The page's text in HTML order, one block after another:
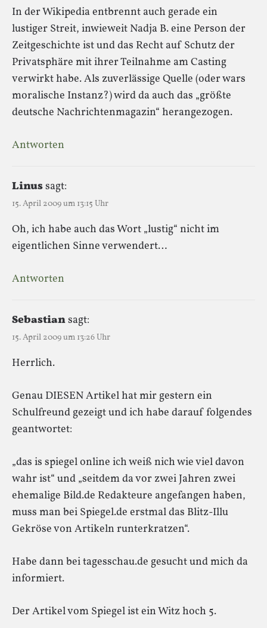
In der Wikipedia entbrennt auch gerade ein
lustiger Streit, inwieweit Nadja B. eine Person der
Zeitgeschichte ist und das Recht auf Schutz der
Privatsphäre mit ihrer Teilnahme am Casting
verwirkt habe. Als zuverlässige Quelle (oder wars
moralische Instanz?) wird da auch das „größte
deutsche Nachrichtenmagazin“ herangezogen.
Antworten
Linussagt:
15. April 2009 um 13:15 Uhr
Oh, ich habe auch das Wort „lustig“ nicht im
eigentlichen Sinne verwendert…
Antworten
Sebastiansagt:
15. April 2009 um 13:26 Uhr
Herrlich.
Genau DIESEN Artikel hat mir gestern ein
Schulfreund gezeigt und ich habe darauf folgendes
geantwortet:
„das is spiegel online ich weiß nich wie viel davon
wahr ist“ und „seitdem da vor zwei Jahren zwei
ehemalige Bild.de Redakteure angefangen haben,
muss man bei Spiegel.de erstmal das Blitz-Illu
Gekröse von Artikeln runterkratzen“.
Habe dann bei tagesschau.de gesucht und mich da
informiert.
Der Artikel vom Spiegel ist ein Witz hoch 5.